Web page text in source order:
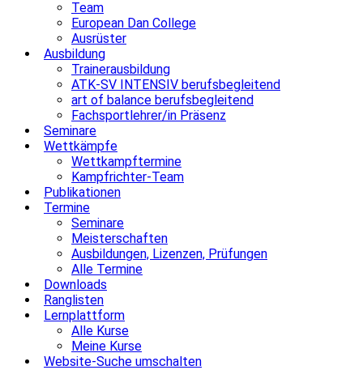
Team
European Dan College
Ausrüster
Ausbildung
Trainerausbildung
ATK-SV INTENSIV berufsbegleitend
art of balance berufsbegleitend
Fachsportlehrer/in Präsenz
Seminare
Wettkämpfe
Wettkampftermine
Kampfrichter-Team
Publikationen
Termine
Seminare
Meisterschaften
Ausbildungen, Lizenzen, Prüfungen
Alle Termine
Downloads
Ranglisten
Lernplattform
Alle Kurse
Meine Kurse
Website-Suche umschalten